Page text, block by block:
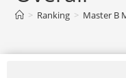
> Ranking > Master B